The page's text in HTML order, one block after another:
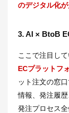
のデジタル化が
3. AI × BtoB
ここで注目し
ECプラットフ
ット注文の窓
情報、発注履
発注プロセス